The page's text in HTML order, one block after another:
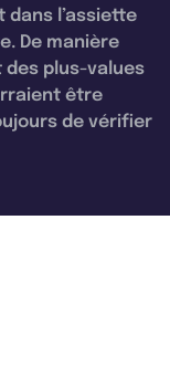
dans l’assiette
De manière
des plus-values
être
de vérifier